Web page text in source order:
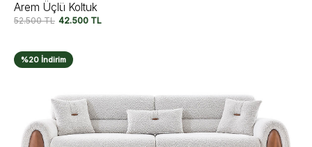
Arem Üçlü Koltuk
52.500TL 42.500 TL
%20 İndirim